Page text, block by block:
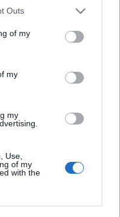
one or more Google
You may click to
its third-party tags to
in below Google
Outs
of my
my
my
Use,
of my
with the